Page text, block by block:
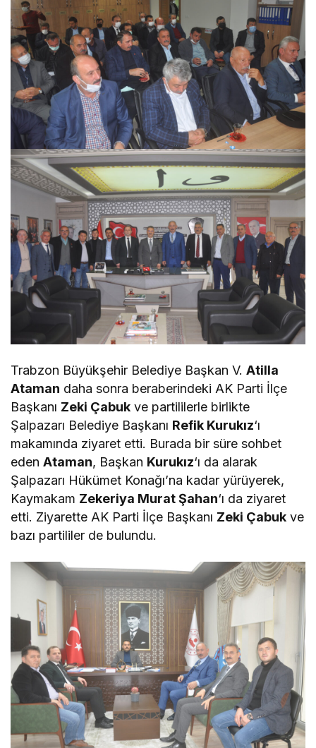
Trabzon Büyükşehir Belediye Başkan V.Atilla
Ataman daha sonra beraberindeki AK Parti İlçe
Başkanı Zeki Çabuk ve partililerle birlikte
Şalpazarı Belediye Başkanı Refik Kurukız‘ı
makamında ziyaret etti. Burada bir süre sohbet
edenAtaman, Başkan Kurukız‘ı da alarak
Şalpazarı Hükümet Konağı’na kadar yürüyerek,
Kaymakam Zekeriya Murat Şahan‘ı da ziyaret
etti. Ziyarette AK Parti İlçe Başkanı Zeki Çabuk ve
bazı partililer de bulundu.